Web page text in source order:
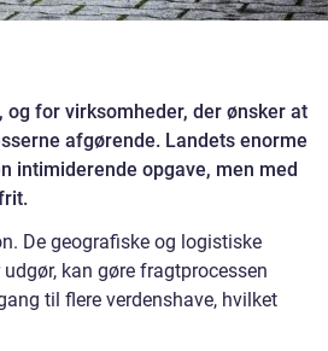
for virksomheder, der ønsker at
afgørende. Landets enorme
intimiderende opgave, men med
De geografiske og logistiske
kan gøre fragtprocessen
til flere verdenshave, hvilket